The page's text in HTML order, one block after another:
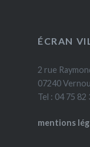
ÉCRAN
2 rue
07240
Tel : 04 75 82
mentions